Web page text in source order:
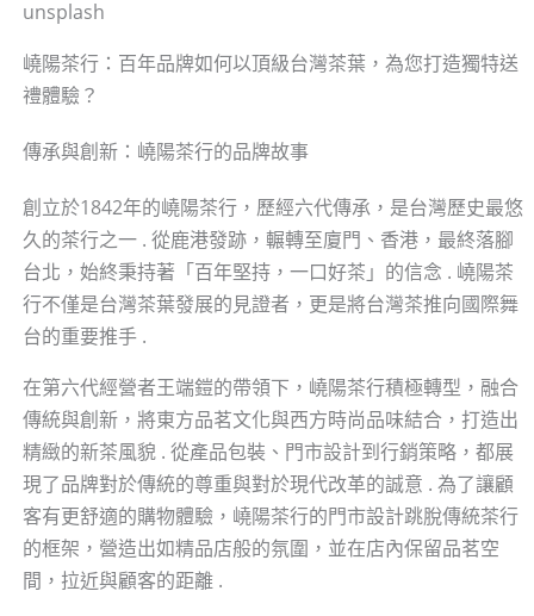
unsplash
嶢陽茶行：百年品牌如何以頂級台灣茶葉，為您打造獨特送
禮體驗？
傳承與創新：嶢陽茶行的品牌故事
創立於1842年的嶢陽茶行，歷經六代傳承，是台灣歷史最悠
久的茶行之一 . 從鹿港發跡，輾轉至廈門、香港，最終落腳
台北，始終秉持著「百年堅持，一口好茶」的信念 . 嶢陽茶
行不僅是台灣茶葉發展的見證者，更是將台灣茶推向國際舞
台的重要推手 .
在第六代經營者王端鎧的帶領下，嶢陽茶行積極轉型，融合
傳統與創新，將東方品茗文化與西方時尚品味結合，打造出
精緻的新茶風貌 . 從產品包裝、門市設計到行銷策略，都展
現了品牌對於傳統的尊重與對於現代改革的誠意 . 為了讓顧
客有更舒適的購物體驗，嶢陽茶行的門市設計跳脫傳統茶行
的框架，營造出如精品店般的氛圍，並在店內保留品茗空
間，拉近與顧客的距離 .